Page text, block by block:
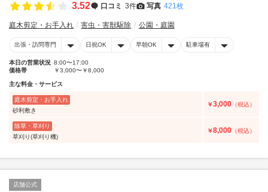
3.52 口コミ 3件 写真 421枚
庭木剪定・お手入れ 害虫・害獣駆除 公園・庭園
出張・訪問専門 日祝OK 早朝OK 駐車場有
本日の営業状況 8:00〜17:00
価格帯
￥3,000〜￥8,000
主な料金・サービス
庭木剪定・お手入れ
砂利敷き
￥3,000 （税込）
除草・草刈り
草刈り(草刈り機)
￥8,000 （税込）
店舗公式